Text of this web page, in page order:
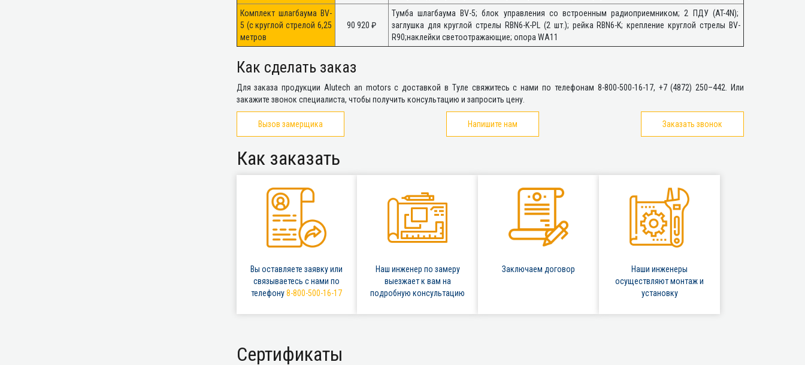
Комплект шлагбаума BV-
5 (с круглой стрелой 6,25
метров
90 920 ₽
Тумба шлагбаума BV-5; блок управления со встроенным радиоприемником; 2 ПДУ (AT-4N);
заглушка для круглой стрелы RBN6-K-PL (2 шт.); рейка RBN6-K; крепление круглой стрелы BV-
R90;наклейки светоотражающие; опора WA11
Как сделать заказ
Для заказа продукции Alutech an motors с доставкой в Туле свяжитесь с нами по телефонам 8-800-500-16-17, +7 (4872) 250–442. Или
закажите звонок специалиста, чтобы получить консультацию и запросить цену.
Вызов замерщика Напишите нам Заказать звонок
Как заказать
Вы оставляете заявку или
связываетесь с нами по
телефону8-800-500-16-17
Наш инженер по замеру
выезжает к вам на
подробную консультацию
Заключаем договор
Наши инженеры
осуществляют монтаж и
установку
Сертификаты